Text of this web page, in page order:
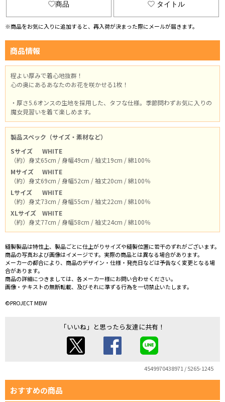
商品 タイトル
※商品をお気に入りに追加すると、再入荷が決まった際にメールが届きます。
商品情報
程よい厚みで着心地抜群！
心の奥にあるあなたのお花を咲かせる1枚！
・厚さ5.6オンスの生地を採用した、タフな仕様。季節問わずお気に入りの
魔女見習いを着て楽しめます。
製品スペック（サイズ・素材など）
Sサイズ
WHITE
（約）身丈65cm / 身幅49cm / 袖丈19cm / 綿100％
Mサイズ
WHITE
（約）身丈69cm / 身幅52cm / 袖丈20cm / 綿100％
Lサイズ
WHITE
（約）身丈73cm / 身幅55cm / 袖丈22cm / 綿100％
XLサイズ
WHITE
（約）身丈77cm / 身幅58cm / 袖丈24cm / 綿100％
縫製製品は特性上、製品ごとに仕上がりサイズや縫製位置に若干のずれがございます。
商品の写真および画像はイメージです。実際の商品とは異なる場合があります。
メーカーの都合により、商品のデザイン・仕様・発売日などは予告なく変更となる場
合があります。
商品の詳細につきましては、各メーカー様にお問い合わせください。
画像・テキストの無断転載、及びそれに準ずる行為を一切禁止いたします。
©PROJECT MBW
「いいね」と思ったら友達に共有！
4549970438971 / 5265-1245
おすすめの商品